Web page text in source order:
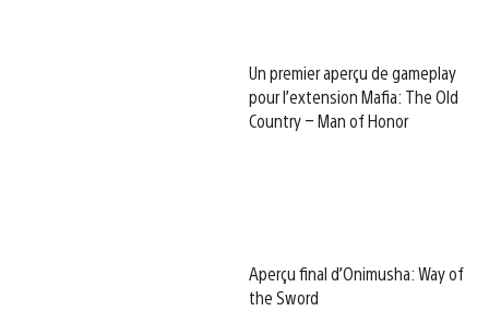
Un premier aperçu de gameplay
pour l’extension Mafia: The Old
Country – Man of Honor
Aperçu final d’Onimusha: Way of
the Sword